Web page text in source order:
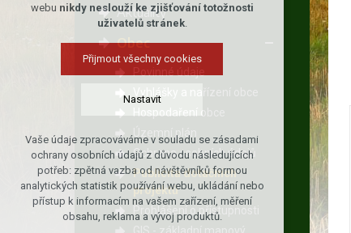
Aktuality
Obec
Územní plán
Ochrana osobních údajů
Publicita dotačních
projektů
Prohlášení o přístupnosti
webu nikdy neslouží ke zjišťování totožnosti
uživatelů stránek.
Přijmout všechny cookies
Nastavit
Technická cookies
nutná pro provozování webu
udržení kontextu stránek (session):
případná přihlášení, volby jazyka, apod.
Volitelná cookies
Vaše údaje zpracováváme v souladu se zásadami
ochrany osobních údajů z důvodu následujících
potřeb: zpětná vazba od návštěvníků formou
analytických statistik používání webu, ukládání nebo
přístup k informacím na vašem zařízení, měření
obsahu, reklama a vývoj produktů.